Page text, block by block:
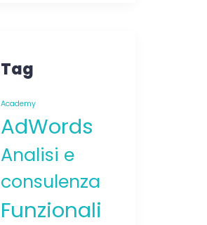
Tag
Academy
AdWords
Analisi e
consulenza
Funzionali